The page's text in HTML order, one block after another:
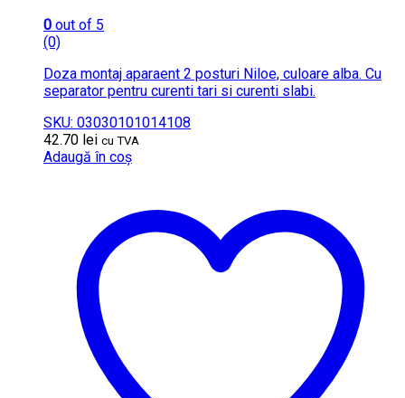
0 out of 5
(0)
Doza montaj aparaent 2 posturi Niloe, culoare alba. Cu
separator pentru curenti tari si curenti slabi.
SKU: 03030101014108
42.70 lei cu TVA
Adaugă în coș